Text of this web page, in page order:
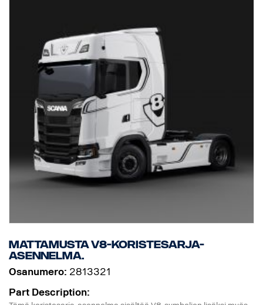
Mattamusta V8-koristesarja-
asennelma.
Osanumero: 2813321
Part Description: